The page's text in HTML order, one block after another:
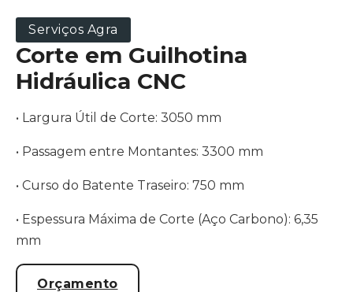
Serviços Agra
Corte em Guilhotina
Hidráulica CNC
• Largura Útil de Corte: 3050 mm
• Passagem entre Montantes: 3300 mm
• Curso do Batente Traseiro: 750 mm
• Espessura Máxima de Corte (Aço Carbono): 6,35
mm
Orçamento